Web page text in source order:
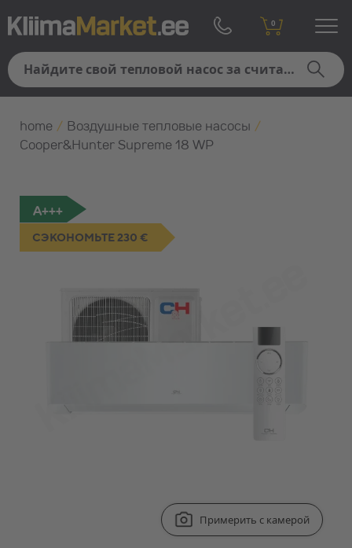
0
home / Воздушные тепловые насосы /
Cooper&Hunter Supreme 18 WP
A+++
СЭКОНОМЬТЕ 230 €
Примерить с камерой